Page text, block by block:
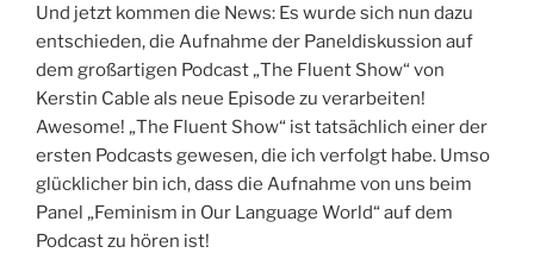
Und jetzt kommen die News: Es wurde sich nun dazu
entschieden, die Aufnahme der Paneldiskussion auf
dem großartigen Podcast „The Fluent Show“ von
Kerstin Cable als neue Episode zu verarbeiten!
Awesome! „The Fluent Show“ ist tatsächlich einer der
ersten Podcasts gewesen, die ich verfolgt habe. Umso
glücklicher bin ich, dass die Aufnahme von uns beim
Panel „Feminism in Our Language World“ auf dem
Podcast zu hören ist!